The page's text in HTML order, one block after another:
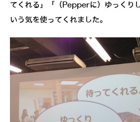
てくれる」「（Pepperに）ゆっくり
いう気を使ってくれました。